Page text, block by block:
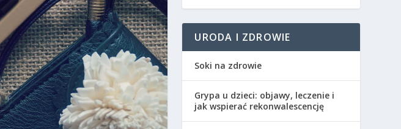
URODA I ZDROWIE
Soki na zdrowie
Grypa u dzieci: objawy, leczenie i
jak wspierać rekonwalescencję